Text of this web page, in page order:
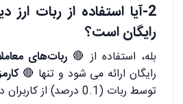
2-آیا استفاده از ربات
رایگان است؟
بله، استفاده از 🔴 ربات‌های
رایگان ارائه می‌ شود و تنها 🔴
توسط ربات (0.1 درصد) از کاربران دریافت می ‌شود.